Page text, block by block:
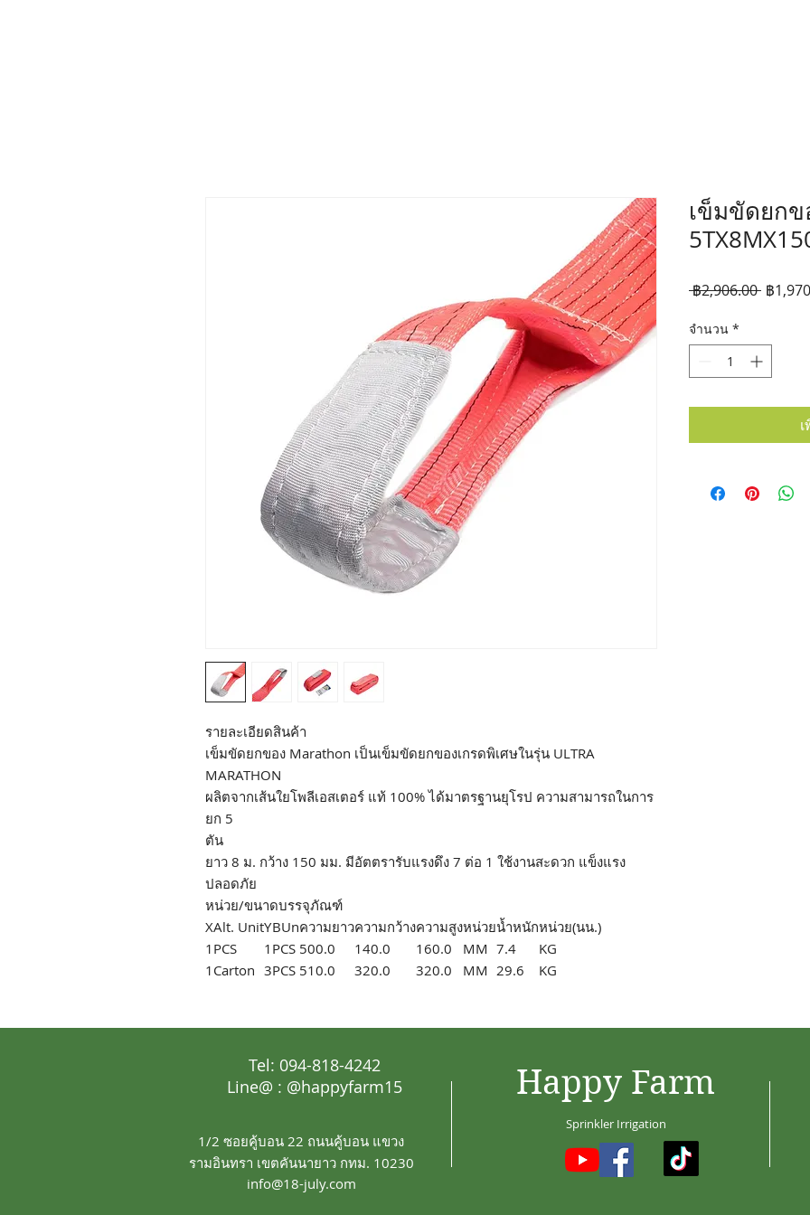
รายละเอียดสินค้า
เข็มขัดยกของ Marathon เป็นเข็มขัดยกของเกรดพิเศษในรุ่น ULTRA
MARATHON
ผลิตจากเส้นใยโพลีเอสเตอร์ แท้ 100% ได้มาตรฐานยุโรป ความสามารถในการ
ยก 5
ตัน
ยาว 8 ม. กว้าง 150 มม. มีอัตตรารับแรงดึง 7 ต่อ 1 ใช้งานสะดวก แข็งแรง
ปลอดภัย
หน่วย/ขนาดบรรจุภัณฑ์
XAlt. UnitYBUnความยาวความกว้างความสูงหน่วยน้ำหนักหน่วย(นน.)
1 PCS 1 PCS 500.0 140.0 160.0 MM 7.4
KG
1 Carton 3PCS 510.0 320.0 320.0 MM 29.6 KG
เข็มขัดยกข
฿2,906.00 ราคา
฿
จำนวน *
Tel: 094-818-4242
Line@ : @happyfarm15
1/2 ซอยคู้บอน 22 ถนนคู้บอน แขวง
รามอินทรา เขตคันนายาว กทม. 10230
info@18-july.com
Happy Farm
Sprinkler Irrigation